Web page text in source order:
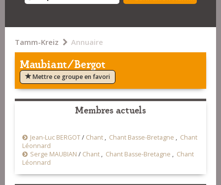
Tamm-Kreiz Annuaire
Maubiant/Bergot
Mettre ce groupe en favori
Membres actuels
Jean-Luc BERGOT/ Chant , Chant Basse-Bretagne , Chant
Léonnard
Serge MAUBIAN / Chant , Chant Basse-Bretagne , Chant
Léonnard